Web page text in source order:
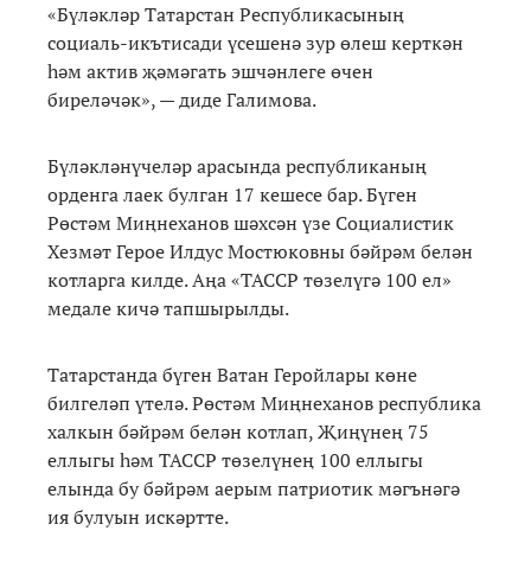
«Бүләкләр Татарстан Республикасының
социаль-икътисади үсешенә зур өлеш керткән
һәм актив җәмәгать эшчәнлеге өчен
биреләчәк», — диде Галимова.
Бүләкләнүчеләр арасында республиканың
орденга лаек булган 17 кешесе бар. Бүген
Рөстәм Миңнеханов шәхсән үзе Социалистик
Хезмәт Герое Илдус Мостюковны бәйрәм белән
котларга килде. Аңа «ТАССР төзелүгә 100 ел»
медале кичә тапшырылды.
Татарстанда бүген Ватан Геройлары көне
билгеләп үтелә. Рөстәм Миңнеханов республика
халкын бәйрәм белән котлап, Җиңүнең 75
еллыгы һәм ТАССР төзелүнең 100 еллыгы
елында бу бәйрәм аерым патриотик мәгънәгә
ия булуын искәртте.